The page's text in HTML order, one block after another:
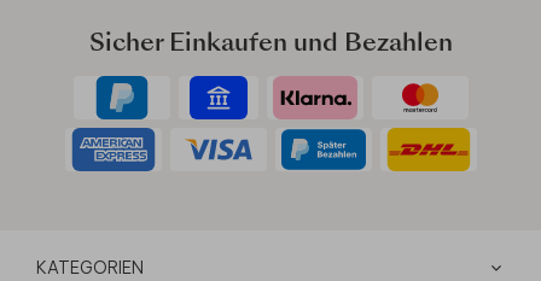
Sicher Einkaufen und Bezahlen
KATEGORIEN